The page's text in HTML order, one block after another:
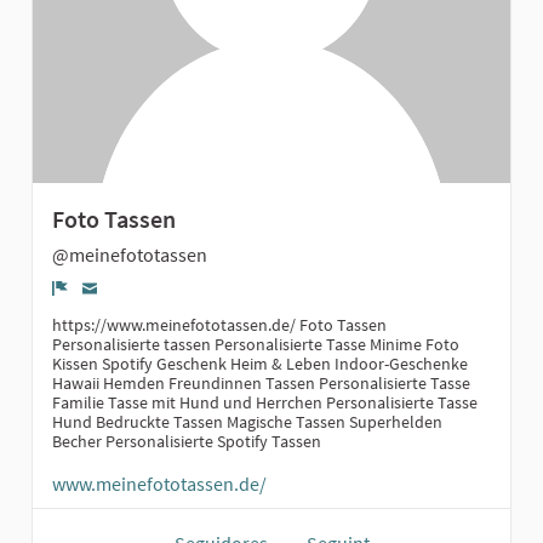
Foto Tassen
@meinefototassen
Denúncia
https://www.meinefototassen.de/ Foto Tassen
Personalisierte tassen Personalisierte Tasse Minime Foto
Kissen Spotify Geschenk Heim & Leben Indoor-Geschenke
Hawaii Hemden Freundinnen Tassen Personalisierte Tasse
Familie Tasse mit Hund und Herrchen Personalisierte Tasse
Hund Bedruckte Tassen Magische Tassen Superhelden
Becher Personalisierte Spotify Tassen
www.meinefototassen.de/